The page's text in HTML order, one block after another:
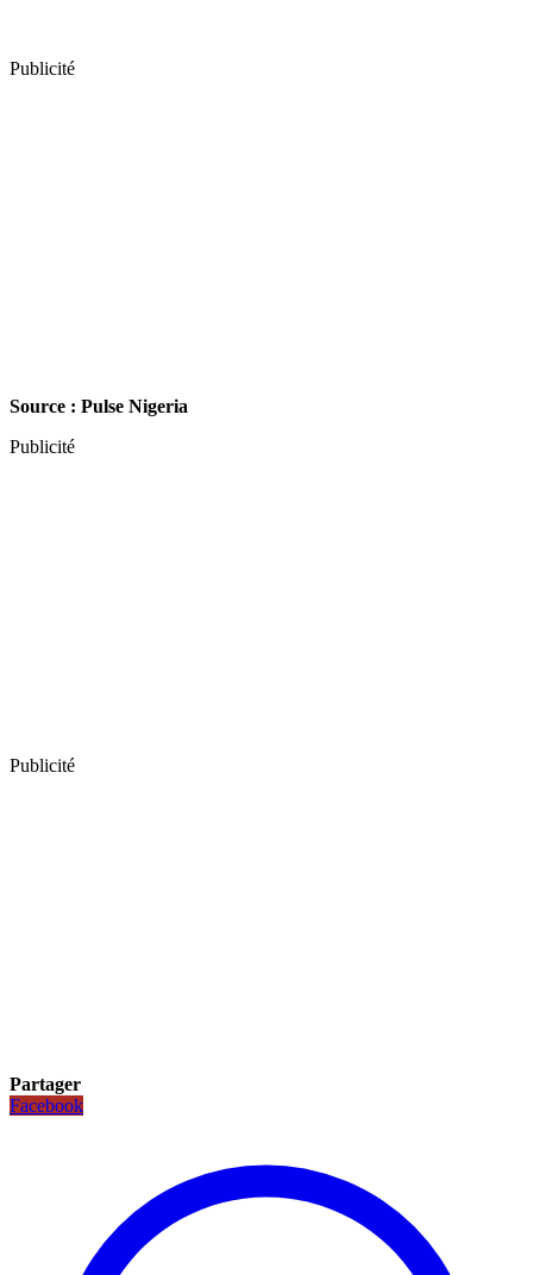
Publicité
Source : Pulse Nigeria
Publicité
Publicité
Partager
Facebook